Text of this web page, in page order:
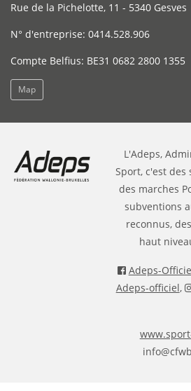
Rue de la Pichelotte, 11 - 5340 Gesves
N° d'entreprise: 0414.528.906
Compte Belfius: BE31 0682 2800 1355
Map
L'Adeps,
Sport, c'est des
des marches
subventions
reconnus,
haut
Adeps-
Adeps-officiel,